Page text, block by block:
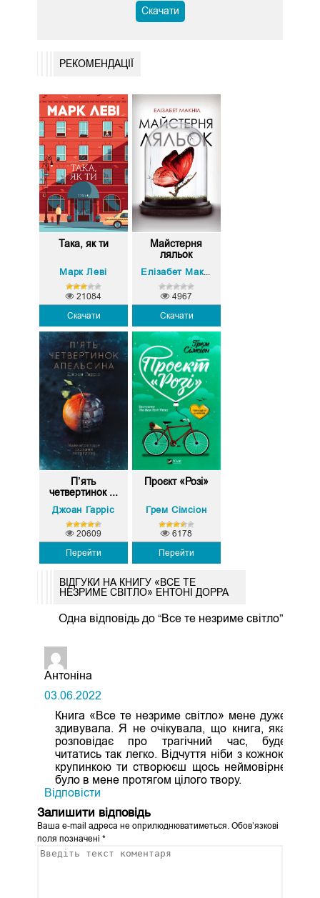
Скачати
РЕКОМЕНДАЦІЇ
Така, як ти
Марк Леві
Скачати
21084
Майстерня
ляльок
Елізабет Макніл
Скачати
4967
П’ять
четвертинок ...
Джоан Гарріс
Перейти
20609
Проєкт «Розі»
Грем Сімсіон
Перейти
6178
ВІДГУКИ НА КНИГУ «ВСЕ ТЕ
НЕЗРИМЕ СВІТЛО» ЕНТОНІ ДОРРА
Одна відповідь до “Все те незриме світло”
Антоніна
03.06.2022
Книга «Все те незриме світло» мене дуже
здивувала. Я не очікувала, що книга, яка
розповідає про трагічний час, буде
читатись так легко. Відчуття ніби з кожною
крупинкою ти створюєш щось неймовірне
було в мене протягом цілого твору.
Відповіcти
Залишити відповідь
Ваша e-mail адреса не оприлюднюватиметься. Обов’язкові
поля позначені *